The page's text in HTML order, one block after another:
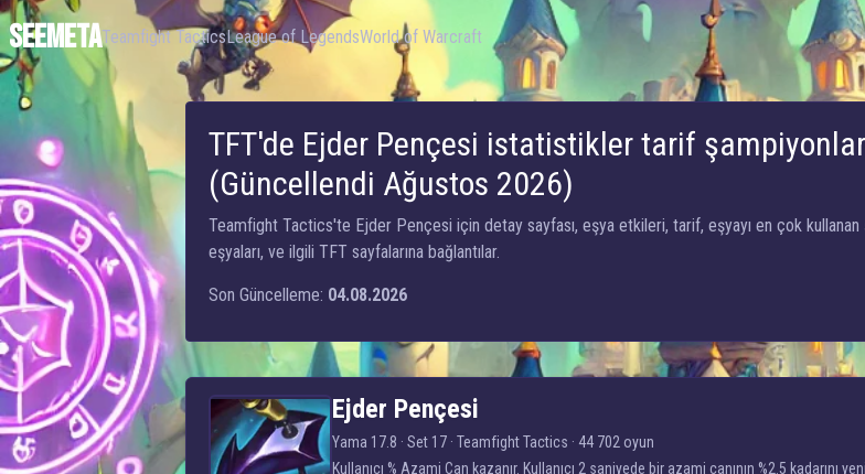
SEEMETATeamfight TacticsLeague of LegendsWorld of Warcraft
TFT'de Ejder Pençesi istatistikler tarif
(Güncellendi Ağustos 2026)
Teamfight Tactics'te Ejder Pençesi için detay sayfası, eşya etkileri, tarif, eşyayı en çok
eşyaları, ve ilgili TFT sayfalarına bağlantılar.
Son Güncelleme: 04.08.2026
Ejder Pençesi Ejder Pençesi
Yama 17.8 · Set 17 · Teamfight Tactics · 44 702 oyun
Kullanıcı % Azami Can kazanır. Kullanıcı 2 saniyede bir azami canının %2.5 kadarını